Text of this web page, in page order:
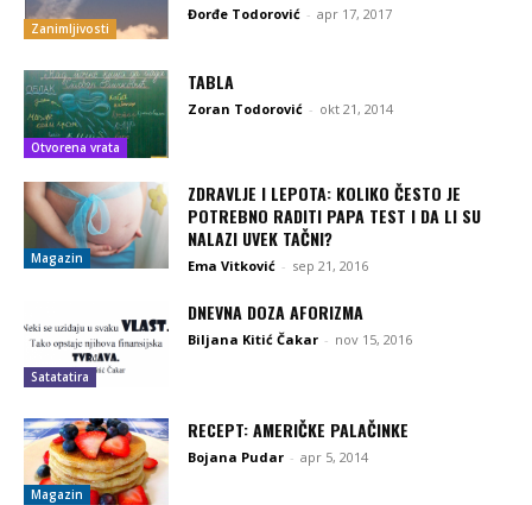
Zanimljivosti
Đorđe Todorović - apr 17, 2017
Otvorena vrata
TABLA
Zoran Todorović - okt 21, 2014
Magazin
ZDRAVLJE I LEPOTA: KOLIKO ČESTO JE
POTREBNO RADITI PAPA TEST I DA LI SU
NALAZI UVEK TAČNI?
Ema Vitković - sep 21, 2016
Satatatira
DNEVNA DOZA AFORIZMA
Biljana Kitić Čakar - nov 15, 2016
Magazin
RECEPT: AMERIČKE PALAČINKE
Bojana Pudar - apr 5, 2014